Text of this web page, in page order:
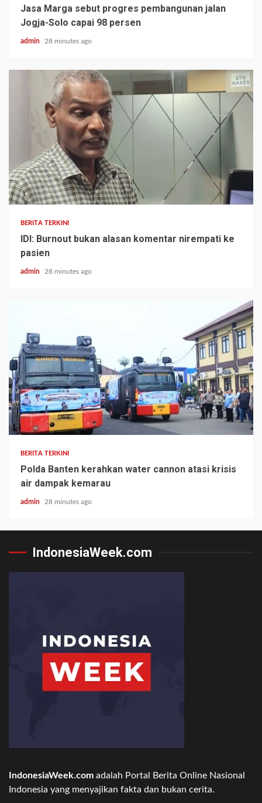
Jasa Marga sebut progres pembangunan jalan
Jogja-Solo capai 98 persen
admin 28 minutes ago
BERITA TERKINI
IDI: Burnout bukan alasan komentar nirempati ke
pasien
admin 28 minutes ago
BERITA TERKINI
Polda Banten kerahkan water cannon atasi krisis
air dampak kemarau
admin 28 minutes ago
IndonesiaWeek.com
IndonesiaWeek.com adalah Portal Berita Online Nasional
Indonesia yang menyajikan fakta dan bukan cerita.